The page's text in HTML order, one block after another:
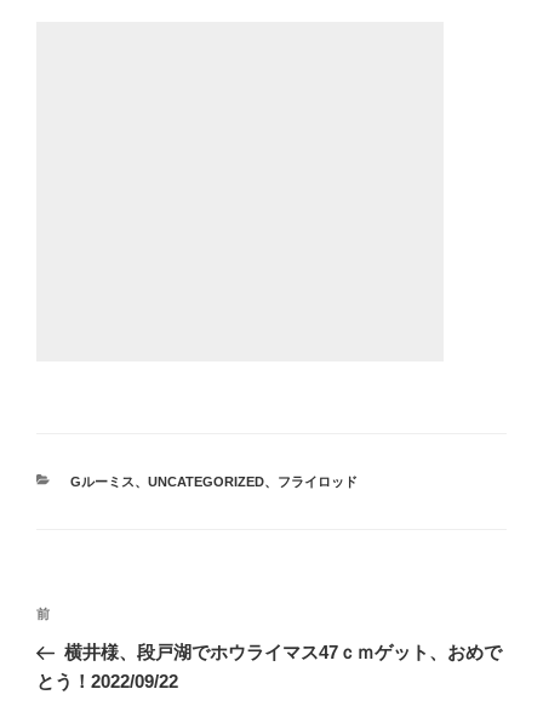
カ
Gルーミス、 UNCATEGORIZED、 フライロッド
投
ナ
前
の
投
前
横井様、段戸湖でホウライマス47ｃｍゲット、おめで
とう！2022/09/22